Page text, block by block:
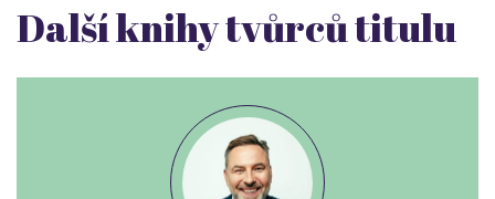
Další knihy tvůrců titulu